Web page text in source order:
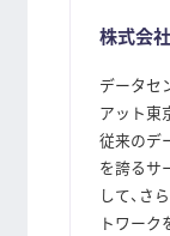
株式会
データセ
アット東
従来のデ
を誇るサ
して、さ
トワーク